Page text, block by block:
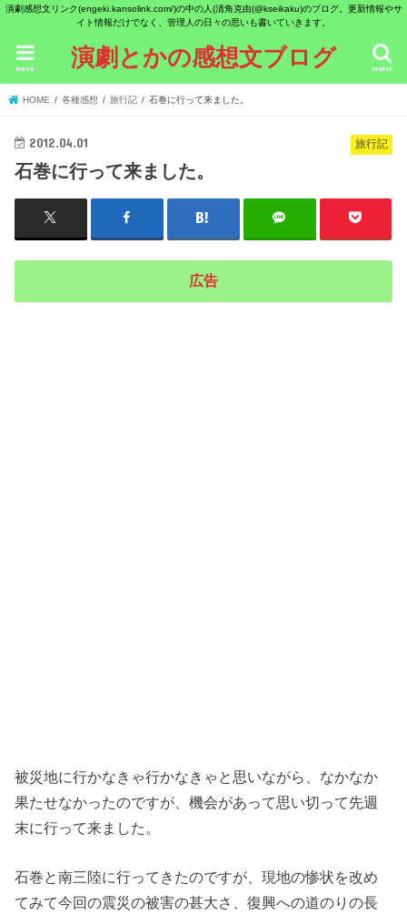
演劇感想文リンク(engeki.kansolink.com/)の中の人(清角克由(@kseikaku)のブログ。更新情報やサ
イト情報だけでなく、管理人の日々の思いも書いていきます。
演劇とかの感想文ブログ search
menu
HOME 各種感想 旅行記 石巻に行って来ました。
旅行記
2012.04.01
石巻に行って来ました。
広告
被災地に行かなきゃ行かなきゃと思いながら、なかなか
果たせなかったのですが、機会があって思い切って先週
末に行って来ました。
石巻と南三陸に行ってきたのですが、現地の惨状を改め
てみて今回の震災の被害の甚大さ、復興への道のりの長